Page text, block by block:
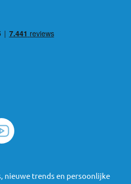
nieuwe trends en persoonlijke